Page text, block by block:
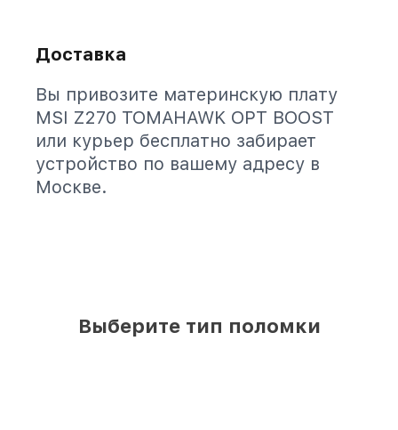
Доставка
Вы привозите материнскую плату
MSI Z270 TOMAHAWK OPT BOOST
или курьер бесплатно забирает
устройство по вашему адресу в
Москве.
Выберите тип поломки